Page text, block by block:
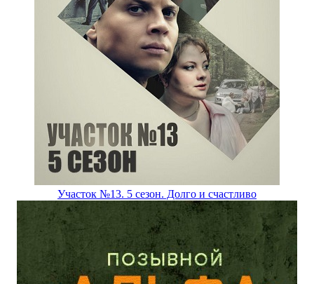
Участок №13. 5 сезон. Долго и счастливо